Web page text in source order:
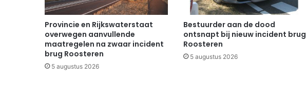
Provincie en Rijkswaterstaat
overwegen aanvullende
maatregelen na zwaar incident
brug Roosteren
5 augustus 2026
Bestuurder aan de dood
ontsnapt bij nieuw incident brug
Roosteren
5 augustus 2026